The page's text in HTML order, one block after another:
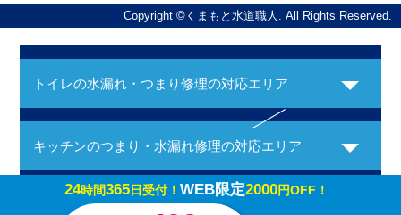
Copyright ©くまもと水道職人. All Rights Reserved.
トイレの水漏れ・つまり修理の対応エリア
キッチンのつまり・水漏れ修理の対応エリア
お風呂の水漏れ・つまり修理の対応エリア
24時間365日受付！ WEB限定2000円OFF！